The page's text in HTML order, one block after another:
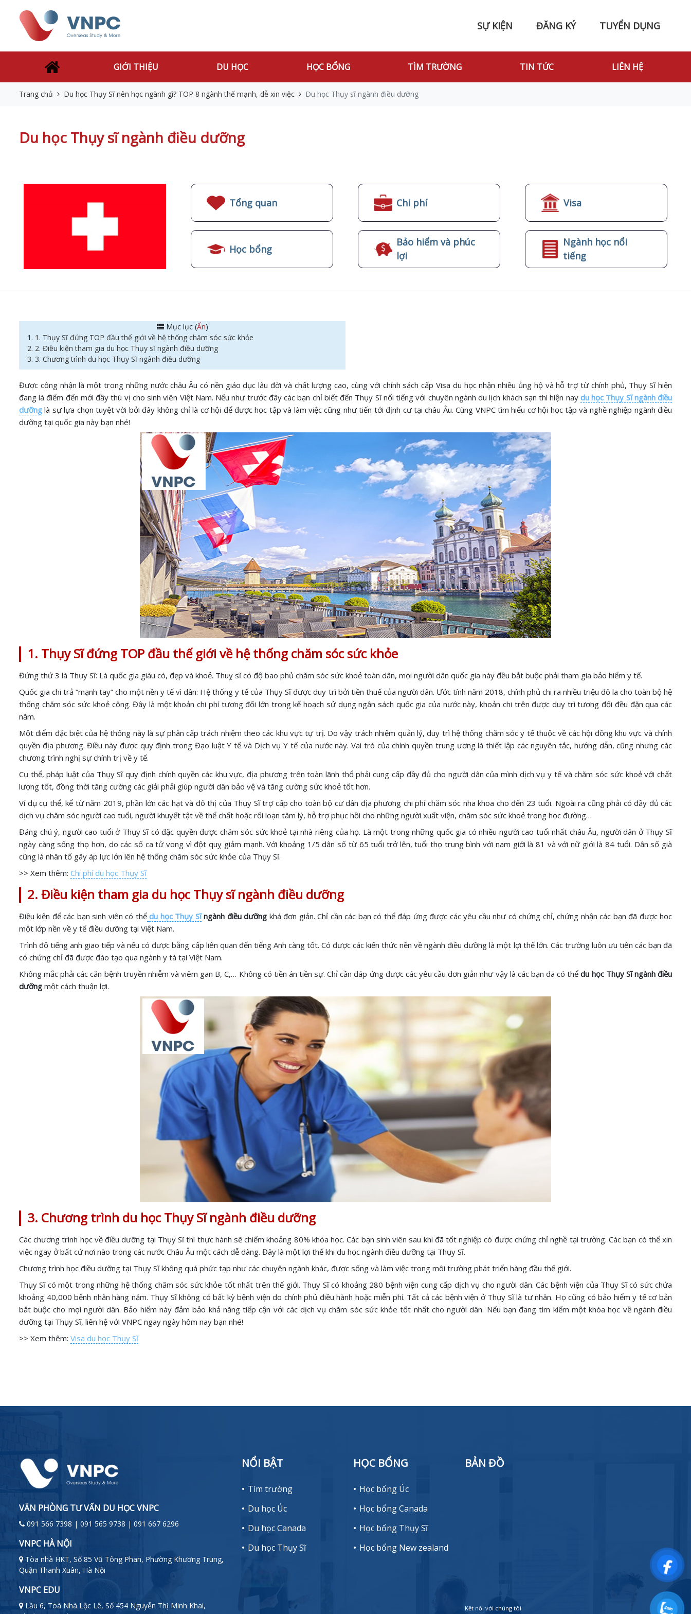
SỰ KIỆN ĐĂNG KÝ TUYỂN DỤNG
GIỚI THIỆU DU HỌC HỌC BỔNG TÌM TRƯỜNG TIN TỨC LIÊN HỆ
Trang chủ Du học Thụy Sĩ nên học ngành gì? TOP 8 ngành thế mạnh, dễ xin việc Du học Thụy sĩ ngành điều dưỡng
Du học Thụy sĩ ngành điều dưỡng
Tổng quan
Học bổng
Chi phí
Bảo hiểm và phúc
lợi
Visa
Ngành học nổi
tiếng
Mục lục (Ẩn)
1. 1. Thụy Sĩ đứng TOP đầu thế giới về hệ thống chăm sóc sức khỏe
2. 2. Điều kiện tham gia du học Thụy sĩ ngành điều dưỡng
3. 3. Chương trình du học Thụy Sĩ ngành điều dưỡng
Được công nhận là một trong những nước châu Âu có nền giáo dục lâu đời và chất lượng cao, cùng với chính sách cấp Visa du học nhận nhiều ủng hộ và hỗ trợ từ chính phủ, Thụy Sĩ hiện
đang là điểm đến mới đầy thú vị cho sinh viên Việt Nam. Nếu như trước đây các bạn chỉ biết đến Thụy Sĩ nổi tiếng với chuyên ngành du lịch khách sạn thì hiện nay du học Thụy Sĩ ngành điều
dưỡng là sự lựa chọn tuyệt vời bởi đây không chỉ là cơ hội để được học tập và làm việc cũng như tiến tới định cư tại châu Âu. Cùng VNPC tìm hiểu cơ hội học tập và nghề nghiệp ngành điều
dưỡng tại quốc gia này bạn nhé!
1. Thụy Sĩ đứng TOP đầu thế giới về hệ thống chăm sóc sức khỏe
Đứng thứ 3 là Thụy Sĩ: Là quốc gia giàu có, đẹp và khoẻ. Thuỵ sĩ có độ bao phủ chăm sóc sức khoẻ toàn dân, mọi người dân quốc gia này đều bắt buộc phải tham gia bảo hiểm y tế.
Quốc gia chi trả “mạnh tay” cho một nền y tế vì dân: Hệ thống y tế của Thụy Sĩ được duy trì bởi tiền thuế của người dân. Ước tính năm 2018, chính phủ chi ra nhiều triệu đô la cho toàn bộ hệ
thống chăm sóc sức khoẻ công. Đây là một khoản chi phí tương đối lớn trong kế hoạch sử dụng ngân sách quốc gia của nước này, khoản chi trên được duy trì tương đối đều đặn qua các
năm.
Một điểm đặc biệt của hệ thống này là sự phân cấp trách nhiệm theo các khu vực tự trị. Do vậy trách nhiệm quản lý, duy trì hệ thống chăm sóc y tế thuộc về các hội đồng khu vực và chính
quyền địa phương. Điều này được quy định trong Đạo luật Y tế và Dịch vụ Y tế của nước này. Vai trò của chính quyền trung ương là thiết lập các nguyên tắc, hướng dẫn, cũng nhưng các
chương trình nghị sự chính trị về y tế.
Cụ thể, pháp luật của Thụy Sĩ quy định chính quyền các khu vực, địa phương trên toàn lãnh thổ phải cung cấp đầy đủ cho người dân của mình dịch vụ y tế và chăm sóc sức khoẻ với chất
lượng tốt, đồng thời tăng cường các giải phải giúp người dân bảo vệ và tăng cường sức khoẻ tốt hơn.
Ví dụ cụ thể, kể từ năm 2019, phần lớn các hạt và đô thị của Thụy Sĩ trợ cấp cho toàn bộ cư dân địa phương chi phí chăm sóc nha khoa cho đến 23 tuổi. Ngoài ra cũng phải có đầy đủ các
dịch vụ chăm sóc người cao tuổi, người khuyết tật về thể chất hoặc rối loạn tâm lý, hỗ trợ phục hồi cho những người xuất viện, chăm sóc sức khoẻ trong học đường…
Đáng chú ý, người cao tuổi ở Thụy Sĩ có đặc quyền được chăm sóc sức khoẻ tại nhà riêng của họ. Là một trong những quốc gia có nhiều người cao tuổi nhất châu Âu, người dân ở Thụy Sĩ
ngày càng sống thọ hơn, do các số ca tử vong vì đột quỵ giảm mạnh. Với khoảng 1/5 dân số từ 65 tuổi trở lên, tuổi thọ trung bình với nam giới là 81 và với nữ giới là 84 tuổi. Dân số già
cũng là nhân tố gây áp lực lớn lên hệ thống chăm sóc sức khỏe của Thụy Sĩ.
>> Xem thêm: Chi phí du học Thụy Sĩ
2. Điều kiện tham gia du học Thụy sĩ ngành điều dưỡng
Điều kiện để các bạn sinh viên có thể du học Thụy Sĩngành điều dưỡng khá đơn giản. Chỉ cần các bạn có thể đáp ứng được các yêu cầu như có chứng chỉ, chứng nhận các bạn đã được học
một lớp nền về y tế điều dưỡng tại Việt Nam.
Trình độ tiếng anh giao tiếp và nếu có được bằng cấp liên quan đến tiếng Anh càng tốt. Có được các kiến thức nền về ngành điều dưỡng là một lợi thế lớn. Các trường luôn ưu tiên các bạn đã
có chứng chỉ đã được đào tạo qua ngành y tá tại Việt Nam.
Không mắc phải các căn bệnh truyền nhiễm và viêm gan B, C,… Không có tiền án tiền sự. Chỉ cần đáp ứng được các yêu cầu đơn giản như vậy là các bạn đã có thểdu học Thụy Sĩ ngành điều
dưỡng một cách thuận lợi.
3. Chương trình du học Thụy Sĩ ngành điều dưỡng
Các chương trình học về điều dưỡng tại Thụy Sĩ thì thực hành sẽ chiếm khoảng 80% khóa học. Các bạn sinh viên sau khi đã tốt nghiệp có được chứng chỉ nghề tại trường. Các bạn có thể xin
việc ngay ở bất cứ nơi nào trong các nước Châu Âu một cách dễ dàng. Đây là một lợi thế khi du học ngành điều dưỡng tại Thụy Sĩ.
Chương trình học điều dưỡng tại Thụy Sĩ không quá phức tạp như các chuyên ngành khác, được sống và làm việc trong môi trường phát triển hàng đầu thế giới.
Thụy Sĩ có một trong những hệ thống chăm sóc sức khỏe tốt nhất trên thế giới. Thụy Sĩ có khoảng 280 bệnh viện cung cấp dịch vụ cho người dân. Các bệnh viện của Thụy Sĩ có sức chứa
khoảng 40,000 bệnh nhân hàng năm. Thụy Sĩ không có bất kỳ bệnh viện do chính phủ điều hành hoặc miễn phí. Tất cả các bệnh viện ở Thụy Sĩ là tư nhân. Họ cũng có bảo hiểm y tế cơ bản
bắt buộc cho mọi người dân. Bảo hiểm này đảm bảo khả năng tiếp cận với các dịch vụ chăm sóc sức khỏe tốt nhất cho người dân. Nếu bạn đang tìm kiếm một khóa học về ngành điều
dưỡng tại Thụy Sĩ, liên hệ với VNPC ngay ngày hôm nay bạn nhé!
>> Xem thêm: Visa du học Thụy Sĩ
VĂN PHÒNG TƯ VẤN DU HỌC VNPC
091 566 7398 | 091 565 9738 | 091 667 6296
VNPC HÀ NỘI
Tòa nhà HKT, Số 85 Vũ Tông Phan, Phường Khương Trung,
Quận Thanh Xuân, Hà Nội
VNPC EDU
Lầu 6, Toà Nhà Lộc Lê, Số 454 Nguyễn Thị Minh Khai,
NỔI BẬT
Tìm trường
Du học Úc
Du học Canada
Du học Thụy Sĩ
HỌC BỔNG
Học bổng Úc
Học bổng Canada
Học bổng Thụy Sĩ
Học bổng New zealand
BẢN ĐỒ
Kết nối với chúng tôi